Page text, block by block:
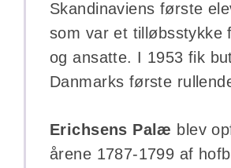
Skandinaviens første
som var et tilløbsstykke
og ansatte. I 1953 fik
Danmarks første
Erichsens Palæ blev
årene 1787-1799 af